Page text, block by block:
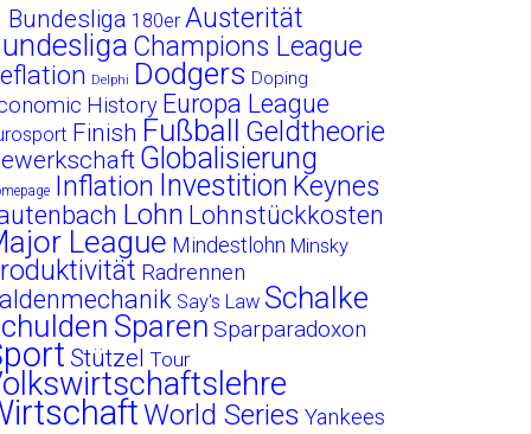
Bundesliga 180er Austerität
Champions League
Delphi Dodgers Doping
History Europa League
Finish Fußball Geldtheorie
Globalisierung
Inflation Investition Keynes
Lohn Lohnstückkosten
League Mindestlohn Minsky
Radrennen
Say's Law Schalke
Sparen Sparparadoxon
Stützel Tour
World Series Yankees